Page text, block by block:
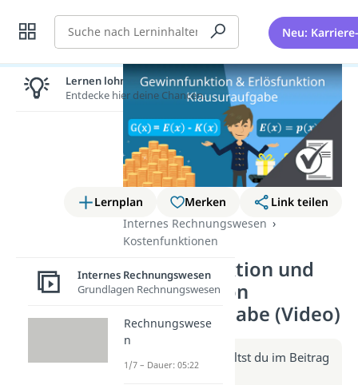
Suche Neu:
Lernplan Merken
Link teilen
Internes Rechnungswesen
Kostenfunktionen
Gewinnfunktion und
Erlösfunktion
Klausuraufgabe (Video)
Weitere Infos erhältst du im Beitrag
Lernen lohnt sich!
Entdecke hier deine Chancen.
Internes Rechnungswesen
Grundlagen Rechnungswesen
Rechnungswese
n
1/7 – Dauer: 05:22